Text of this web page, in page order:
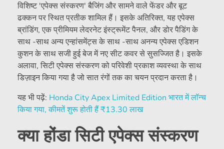
विशिष्ट 'एपेक्स संस्करण' बैजिंग और सामने वाले फेंडर और बूट
ढक्कन पर स्थित प्रतीक शामिल हैं। इसके अतिरिक्त, यह एपेक्स
ब्रांडिंग, एक प्रीमियम लेदरनेट इंस्ट्रूमेंट पैनल, और डोर पैडिंग के
साथ -साथ अन्य एन्हांसमेंट्स के साथ -साथ अनन्य एपेक्स एडिशन
कुशन के साथ सजी हुई बेज में नए सीट कवर से सुसज्जित है। इसके
अलावा, सिटी एपेक्स संस्करण को परिवेशी प्रकाश व्यवस्था के साथ
डिज़ाइन किया गया है जो सात रंगों तक का चयन प्रदान करता है।
यह भी पढ़ें: Honda City Apex Limited Edition भारत में लॉन्च
किया गया, कीमतें शुरू होती हैं₹13.30 लाख
क्या होंडा सिटी एपेक्स संस्करण